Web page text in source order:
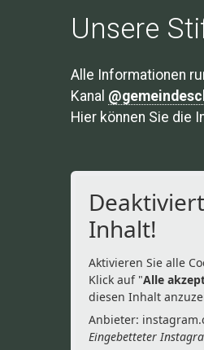
Unsere
Alle Informationen
Kanal
Hier können Sie die
Inhalt!
Aktivieren Sie alle
Klick auf "Alle
diesen Inhalt
Anbieter:
Eingebetteter